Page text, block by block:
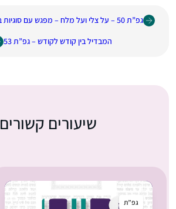
גפ”ת 50 – על צלי ועל מלח – מפגש עם סוגיות בכשרות
המבדיל בין קודש לקודש – גפ”ת 53
שיעורים קשורים
גפ”ת